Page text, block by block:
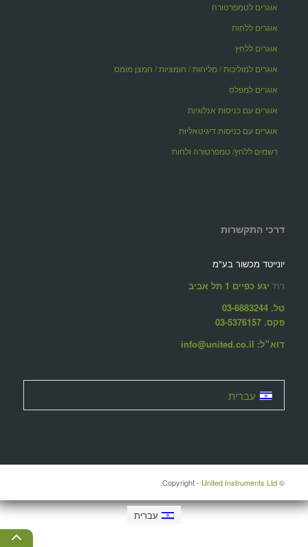
אוגרים לטמפרטורה
אוגרים ללחות
אוגרים ללחץ
אוגרים למוליכות / מליחות / חומציות / חמצן מומס
אוגרים למפלס
אוגרים עם כניסות אנלוגיות
אוגרים עם כניסות דיגיטאליות
רשמים ללחץ/ טמפרטורה ולחות
דרכי התקשרות
יונייטד מכשור בע"מ
רח' יגע כפיים 1 תל אביב
טל. 03-6883244
פקס. 03-5376157
דוא״ל: info@united.co.il
עברית
© ‫Copyright -
United Instruments Ltd.
עברית